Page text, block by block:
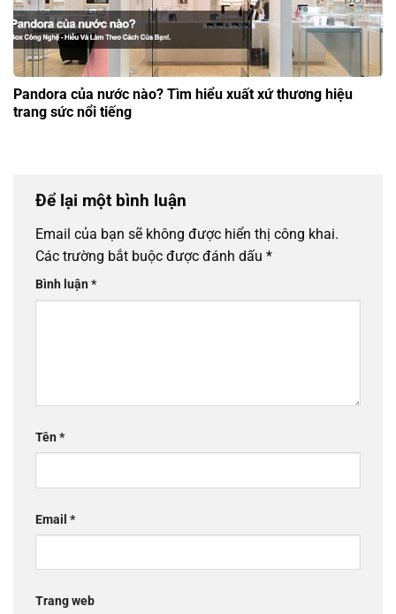
Pandora của nước nào? Tìm hiểu xuất xứ thương hiệu
trang sức nổi tiếng
Để lại một bình luận
Email của bạn sẽ không được hiển thị công khai.
Các trường bắt buộc được đánh dấu *
Bình luận*
Tên*
Email *
Trang web